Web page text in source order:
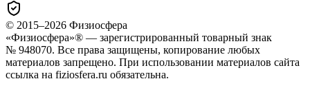
© 2015–2026 Физиосфера
«Физиосфера»® — зарегистрированный товарный знак
№ 948070. Все права защищены, копирование любых
материалов запрещено. При использовании материалов сайта
ссылка на fiziosfera.ru обязательна.